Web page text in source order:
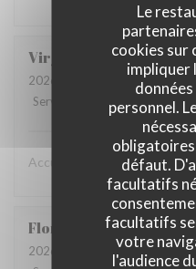
Le
cookies sur
impliquer
personnel.
défaut.
facultatifs
facultatifs
votre
l'audience
Virginie
2026-07-26
- 21:30 - Couverts
Service
/5
Accueil et repas top merci
Florence
2026-07-19
- 19:00 -